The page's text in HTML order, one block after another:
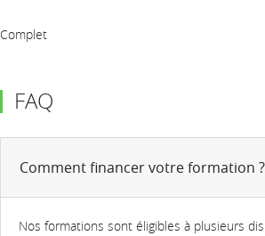
Complet
FAQ
Comment financer votre formation ?
Nos formations sont éligibles à plusieurs